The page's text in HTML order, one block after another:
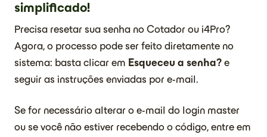
simplificado!
Precisa resetar sua senha no Cotador ou i4Pro?
Agora, o processo pode ser feito diretamente no
sistema: basta clicar em Esqueceu a senha? e
seguir as instruções enviadas por e-mail.
Se for necessário alterar o e-mail do login master
ou se você não estiver recebendo o código, entre em